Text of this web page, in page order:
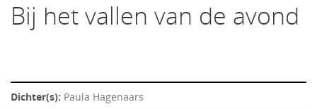
Bij het vallen van de avond
Dichter(s): Paula Hagenaars